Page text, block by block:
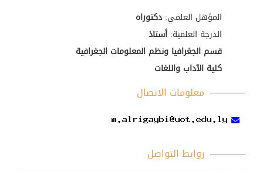
المؤهل العلمي: دكتوراه
الدرجة العلمية: أستاذ
قسم الجغرافيا ونظم المعلومات الجغرافية
كلية الآداب واللغات
معلومات الاتصال
روابط التواصل